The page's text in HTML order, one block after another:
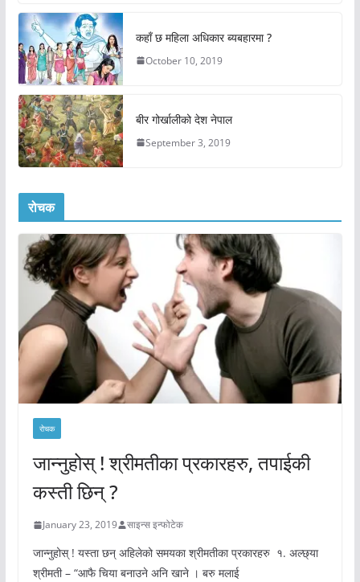
कहाँ छ महिला अधिकार ब्यबहारमा ?
October 10, 2019
बीर गोर्खालीको देश नेपाल
September 3, 2019
रोचक
रोचक
जान्नुहोस् ! श्रीमतीका प्रकारहरु, तपाईकी
कस्ती छिन् ?
January 23, 2019 साइन्स इन्फोटेक
जान्नुहोस् ! यस्ता छन् अहिलेको समयका श्रीमतीका प्रकारहरु १. अल्छ्या
श्रीमती – “आफै चिया बनाउने अनि खाने । बरु मलाई